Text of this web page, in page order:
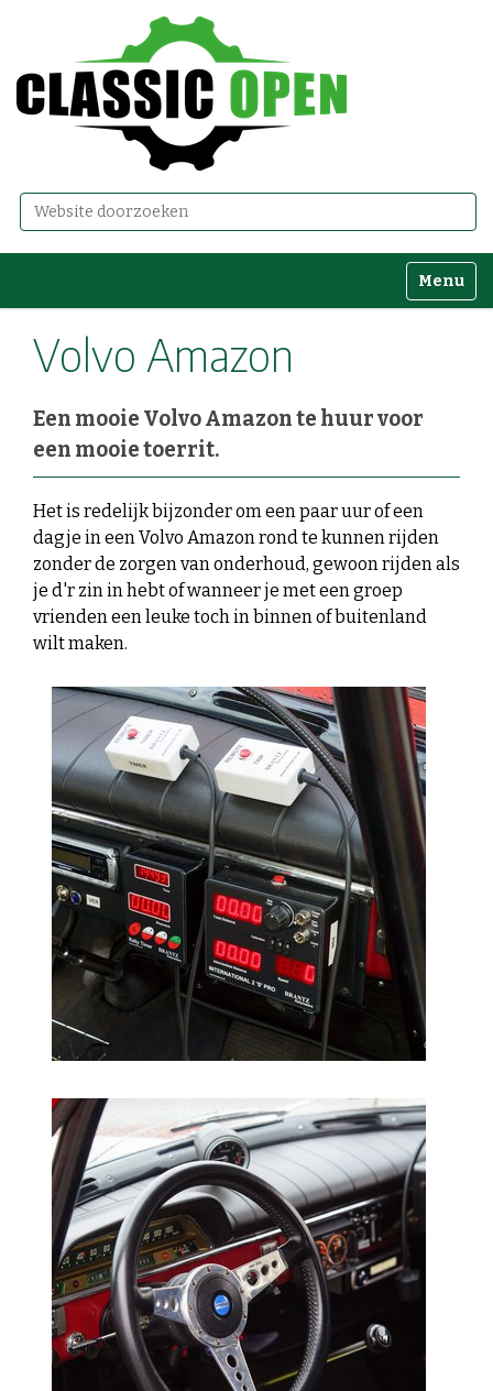
Zoek
Toggle
Volvo Amazon
Een mooie Volvo Amazon te huur voor
een mooie toerrit.
Het is redelijk bijzonder om een paar uur of een
dagje in een Volvo Amazon rond te kunnen rijden
zonder de zorgen van onderhoud, gewoon rijden als
je d'r zin in hebt of wanneer je met een groep
vrienden een leuke toch in binnen of buitenland
wilt maken.